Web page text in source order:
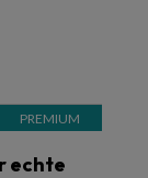
echte